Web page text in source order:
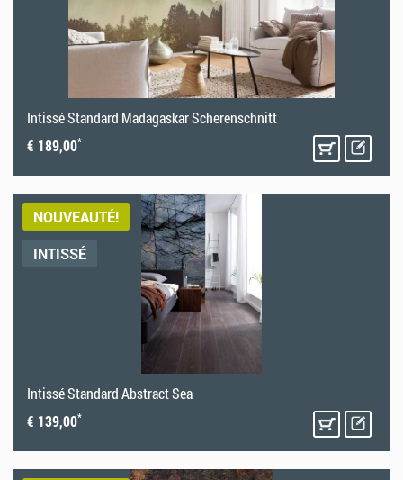
Intissé Standard Madagaskar Scherenschnitt
€ 189,00*
NOUVEAUTÉ!
INTISSÉ
Intissé Standard Abstract Sea
€ 139,00*